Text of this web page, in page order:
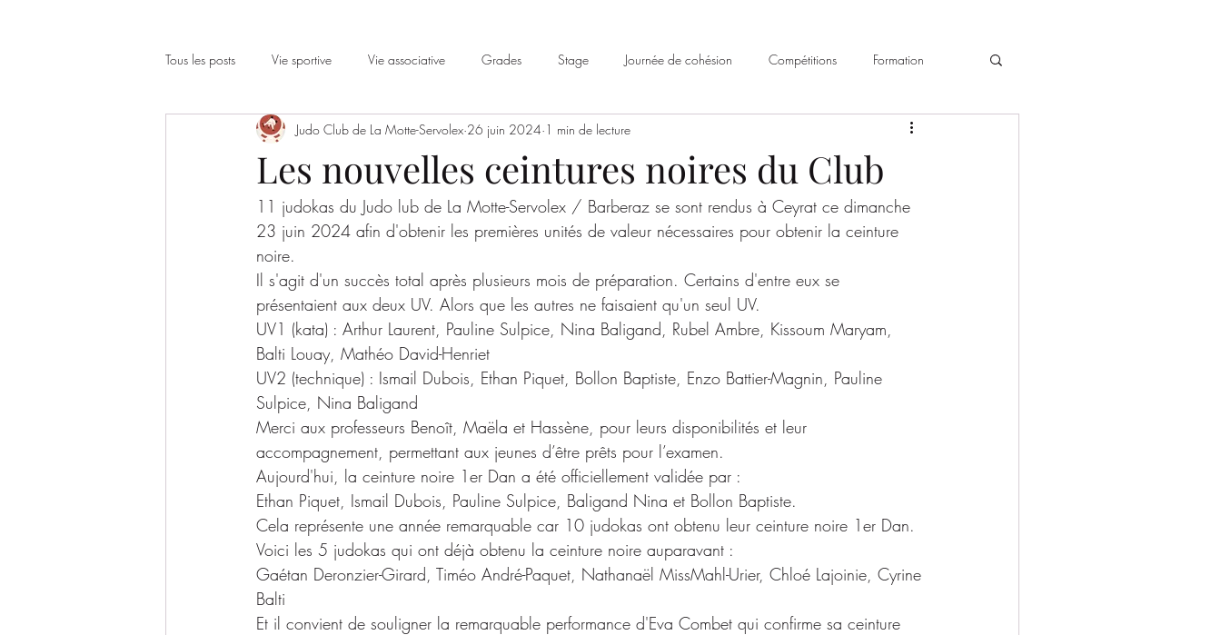
Tous les posts Vie sportive Vie associative Grades Stage Journée de cohésion Compétitions Formation
Evènement Saison 2022/2023 Entrainements Saison 2023/2024
SAISON 2026-2027
Les nouvelles ceintures noires du Club
Judo Club de La Motte-Servolex 26 juin 2024 1 min de lecture
11 judokas du Judo lub de La Motte-Servolex / Barberaz se sont rendus à Ceyrat ce dimanche
23 juin 2024 afin d'obtenir les premières unités de valeur nécessaires pour obtenir la ceinture
noire.
Il s'agit d'un succès total après plusieurs mois de préparation. Certains d'entre eux se
présentaient aux deux UV. Alors que les autres ne faisaient qu'un seul UV.
UV1 (kata) : Arthur Laurent, Pauline Sulpice, Nina Baligand, Rubel Ambre, Kissoum Maryam,
Balti Louay, Mathéo David-Henriet
UV2 (technique) : Ismail Dubois, Ethan Piquet, Bollon Baptiste, Enzo Battier-Magnin, Pauline
Sulpice, Nina Baligand
Merci aux professeurs Benoît, Maëla et Hassène, pour leurs disponibilités et leur
accompagnement, permettant aux jeunes d’être prêts pour l’examen.
Aujourd'hui, la ceinture noire 1er Dan a été officiellement validée par :
Ethan Piquet, Ismail Dubois, Pauline Sulpice, Baligand Nina et Bollon Baptiste.
Cela représente une année remarquable car 10 judokas ont obtenu leur ceinture noire 1er Dan.
Voici les 5 judokas qui ont déjà obtenu la ceinture noire auparavant :
Gaétan Deronzier-Girard, Timéo André-Paquet, Nathanaël MissMahl-Urier, Chloé Lajoinie, Cyrine
Balti
Et il convient de souligner la remarquable performance d'Eva Combet qui confirme sa ceinture